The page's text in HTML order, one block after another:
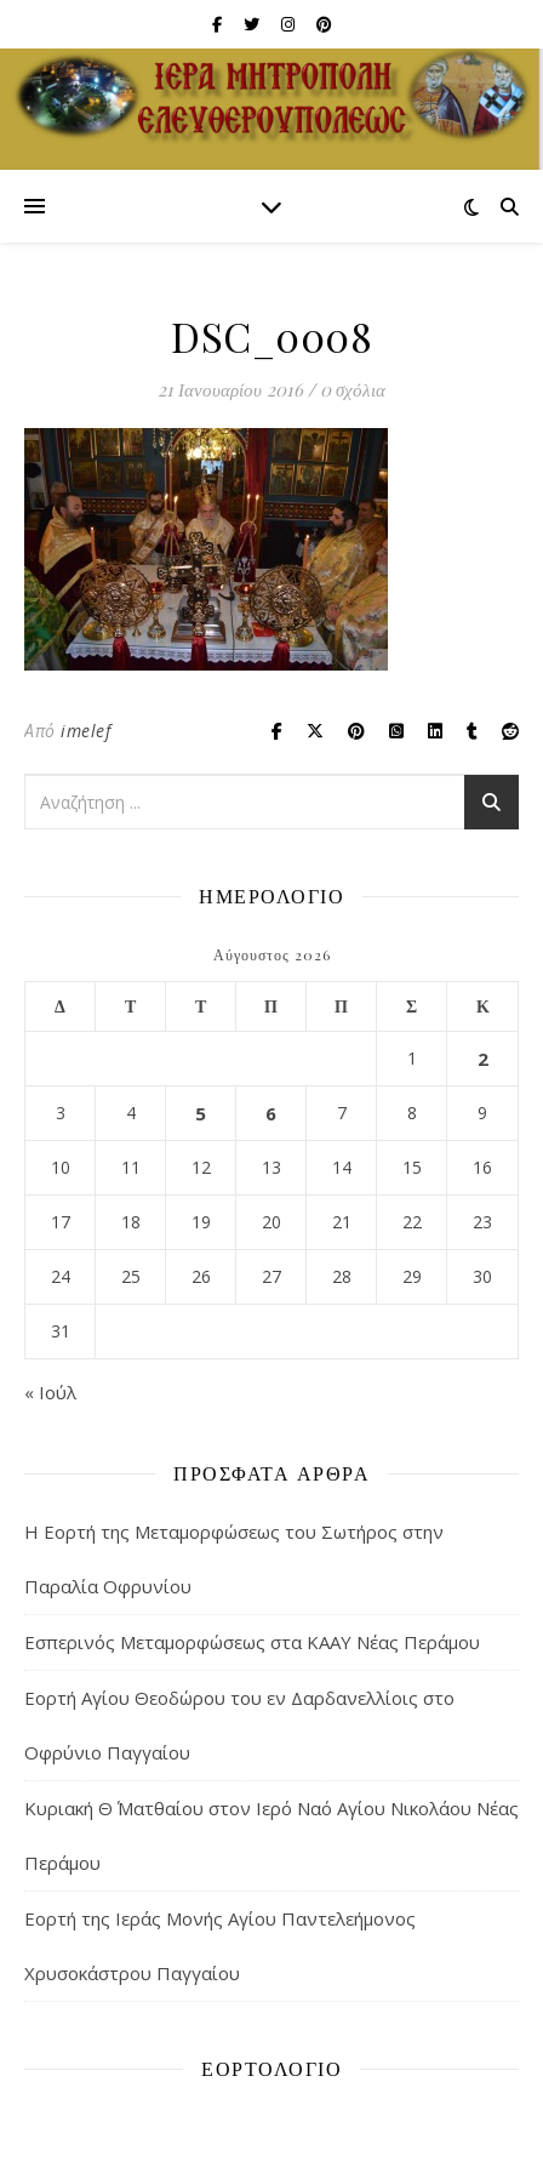
DSC_0008
21 Ιανουαρίου 2016 / 0 σχόλια
Από imelef
ΗΜΕΡΟΛΟΓΙΟ
Αύγουστος 2026
Δ Τ Τ Π Π Σ Κ
1 2
3 4 5 6 7 8 9
10 11 12 13 14 15 16
17 18 19 20 21 22 23
24 25 26 27 28 29 30
31
« Ιούλ
ΠΡΌΣΦΑΤΑ ΆΡΘΡΑ
Η Εορτή της Μεταμορφώσεως του Σωτήρος στην
Παραλία Οφρυνίου
Εσπερινός Μεταμορφώσεως στα ΚΑΑΥ Νέας Περάμου
Εορτή Αγίου Θεοδώρου του εν Δαρδανελλίοις στο
Οφρύνιο Παγγαίου
Κυριακή Θ΄ Ματθαίου στον Ιερό Ναό Αγίου Νικολάου Νέας
Περάμου
Εορτή της Ιεράς Μονής Αγίου Παντελεήμονος
Χρυσοκάστρου Παγγαίου
ΕΟΡΤΟΛΌΓΙΟ